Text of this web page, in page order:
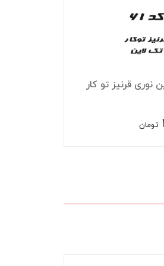
نوری قرنیز تو کار
تومان